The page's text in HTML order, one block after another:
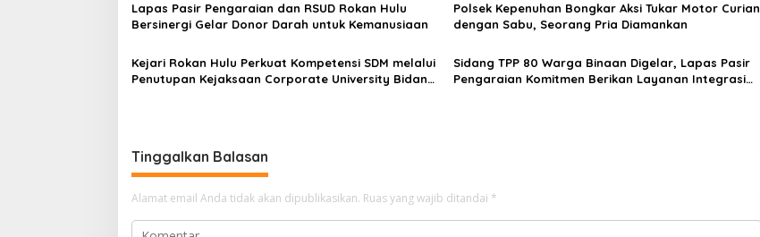
Lapas Pasir Pengaraian dan RSUD Rokan Hulu
Bersinergi Gelar Donor Darah untuk Kemanusiaan
Polsek Kepenuhan Bongkar Aksi Tukar Motor Curian
dengan Sabu, Seorang Pria Diamankan
Kejari Rokan Hulu Perkuat Kompetensi SDM melalui
Penutupan Kejaksaan Corporate University Bidang
Sidang TPP 80 Warga Binaan Digelar, Lapas Pasir
Pengaraian Komitmen Berikan Layanan Integrasi
Tinggalkan Balasan
Alamat email Anda tidak akan dipublikasikan. Ruas yang wajib ditandai *